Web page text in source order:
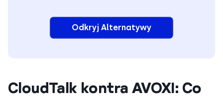
Odkryj Alternatywy
CloudTalk kontra AVOXI: Co